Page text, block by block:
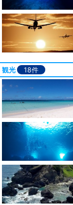
観光 18件